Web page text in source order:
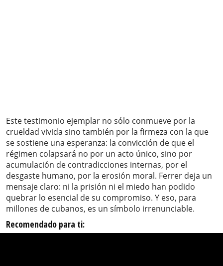
Este testimonio ejemplar no sólo conmueve por la
crueldad vivida sino también por la firmeza con la que
se sostiene una esperanza: la convicción de que el
régimen colapsará no por un acto único, sino por
acumulación de contradicciones internas, por el
desgaste humano, por la erosión moral. Ferrer deja un
mensaje claro: ni la prisión ni el miedo han podido
quebrar lo esencial de su compromiso. Y eso, para
millones de cubanos, es un símbolo irrenunciable.
Recomendado para ti: